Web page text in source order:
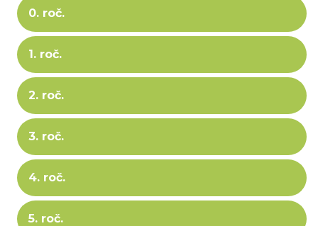
0. roč.
1. roč.
2. roč.
3. roč.
4. roč.
5. roč.